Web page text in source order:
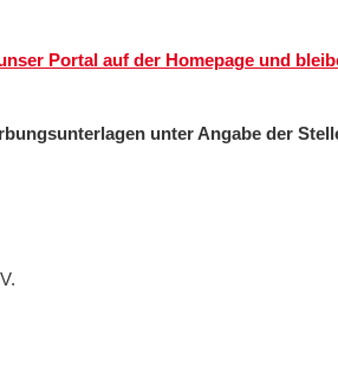
Portal auf der Homepage und
unter Angabe der